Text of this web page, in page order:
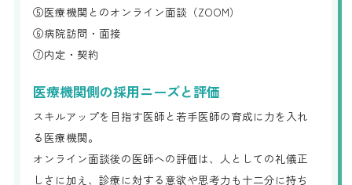
⑤医療機関とのオンライン面談（ZOOM）
⑥病院訪問・面接
⑦内定・契約
医療機関側の採用ニーズと評価
スキルアップを目指す医師と若手医師の育成に力を入れ
る医療機関。
オンライン面談後の医師への評価は、人としての礼儀正
しさに加え、診療に対する意欲や思考力も十二分に持ち